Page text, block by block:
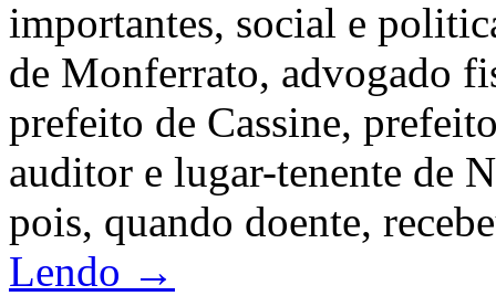
importantes, social e
de Monferrato, advogado
prefeito de Cassine,
auditor e lugar-tenente de
pois, quando doente,
Lendo →